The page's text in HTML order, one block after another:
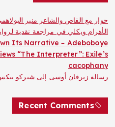
حوار مع القاص والشاعر منير
الأهرام ويكلي في مراجعة نقدية
Its Narrative – Adeboboye
“The Interpreter”: Exile’s
cacophany
رسالة زيرفان أوسى إلى شيركو
Recent Comments